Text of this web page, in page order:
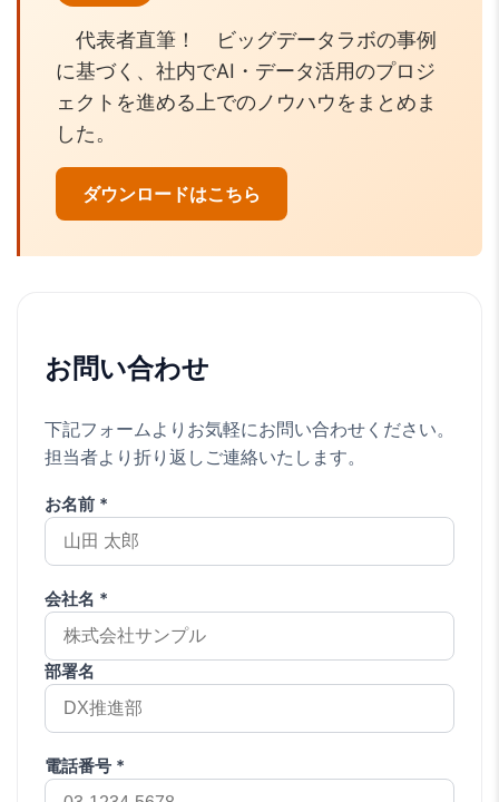
代表者直筆！ ビッグデータラボの事例
に基づく、社内でAI・データ活用のプロジ
ェクトを進める上でのノウハウをまとめま
した。
ダウンロードはこちら
お問い合わせ
下記フォームよりお気軽にお問い合わせください。
担当者より折り返しご連絡いたします。
お名前 *
会社名 *
部署名
電話番号 *